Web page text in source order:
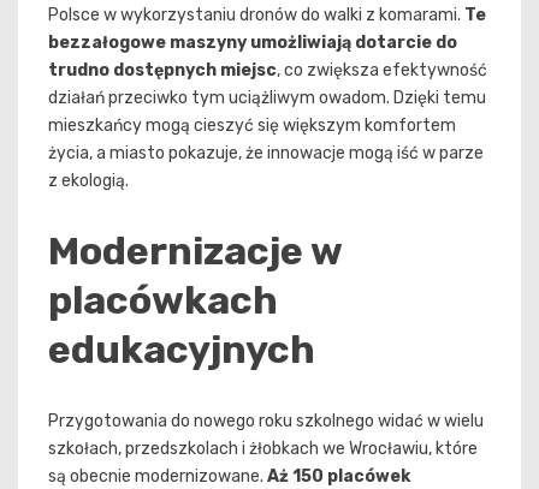
Polsce w wykorzystaniu dronów do walki z komarami. Te
bezzałogowe maszyny umożliwiają dotarcie do
trudno dostępnych miejsc, co zwiększa efektywność
działań przeciwko tym uciążliwym owadom. Dzięki temu
mieszkańcy mogą cieszyć się większym komfortem
życia, a miasto pokazuje, że innowacje mogą iść w parze
z ekologią.
Modernizacje w
placówkach
edukacyjnych
Przygotowania do nowego roku szkolnego widać w wielu
szkołach, przedszkolach i żłobkach we Wrocławiu, które
są obecnie modernizowane. Aż 150 placówek